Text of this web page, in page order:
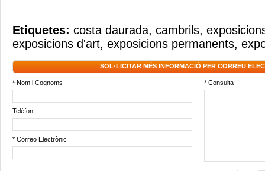
Etiquetes: costa daurada, cambrils,
exposicions d'art, exposicions permanents,
SOL·LICITAR MÉS INFORMACIÓ PER CORREU
* Nom i Cognoms * Consulta
Telèfon
* Correo Electrònic